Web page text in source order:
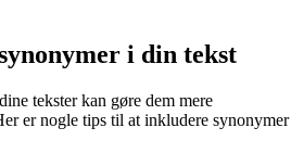
i din tekst
tekster kan gøre dem mere
er nogle tips til at inkludere synonymer